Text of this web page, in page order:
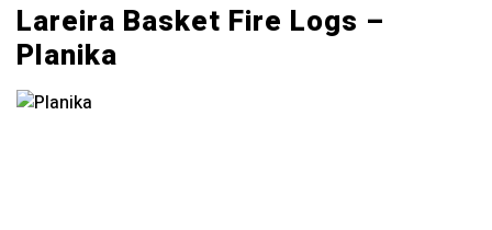
Loja Braga (Sede)
Lareira Basket Fire Logs –
Planika